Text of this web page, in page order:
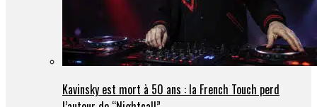
Kavinsky est mort à 50 ans : la French Touch perd